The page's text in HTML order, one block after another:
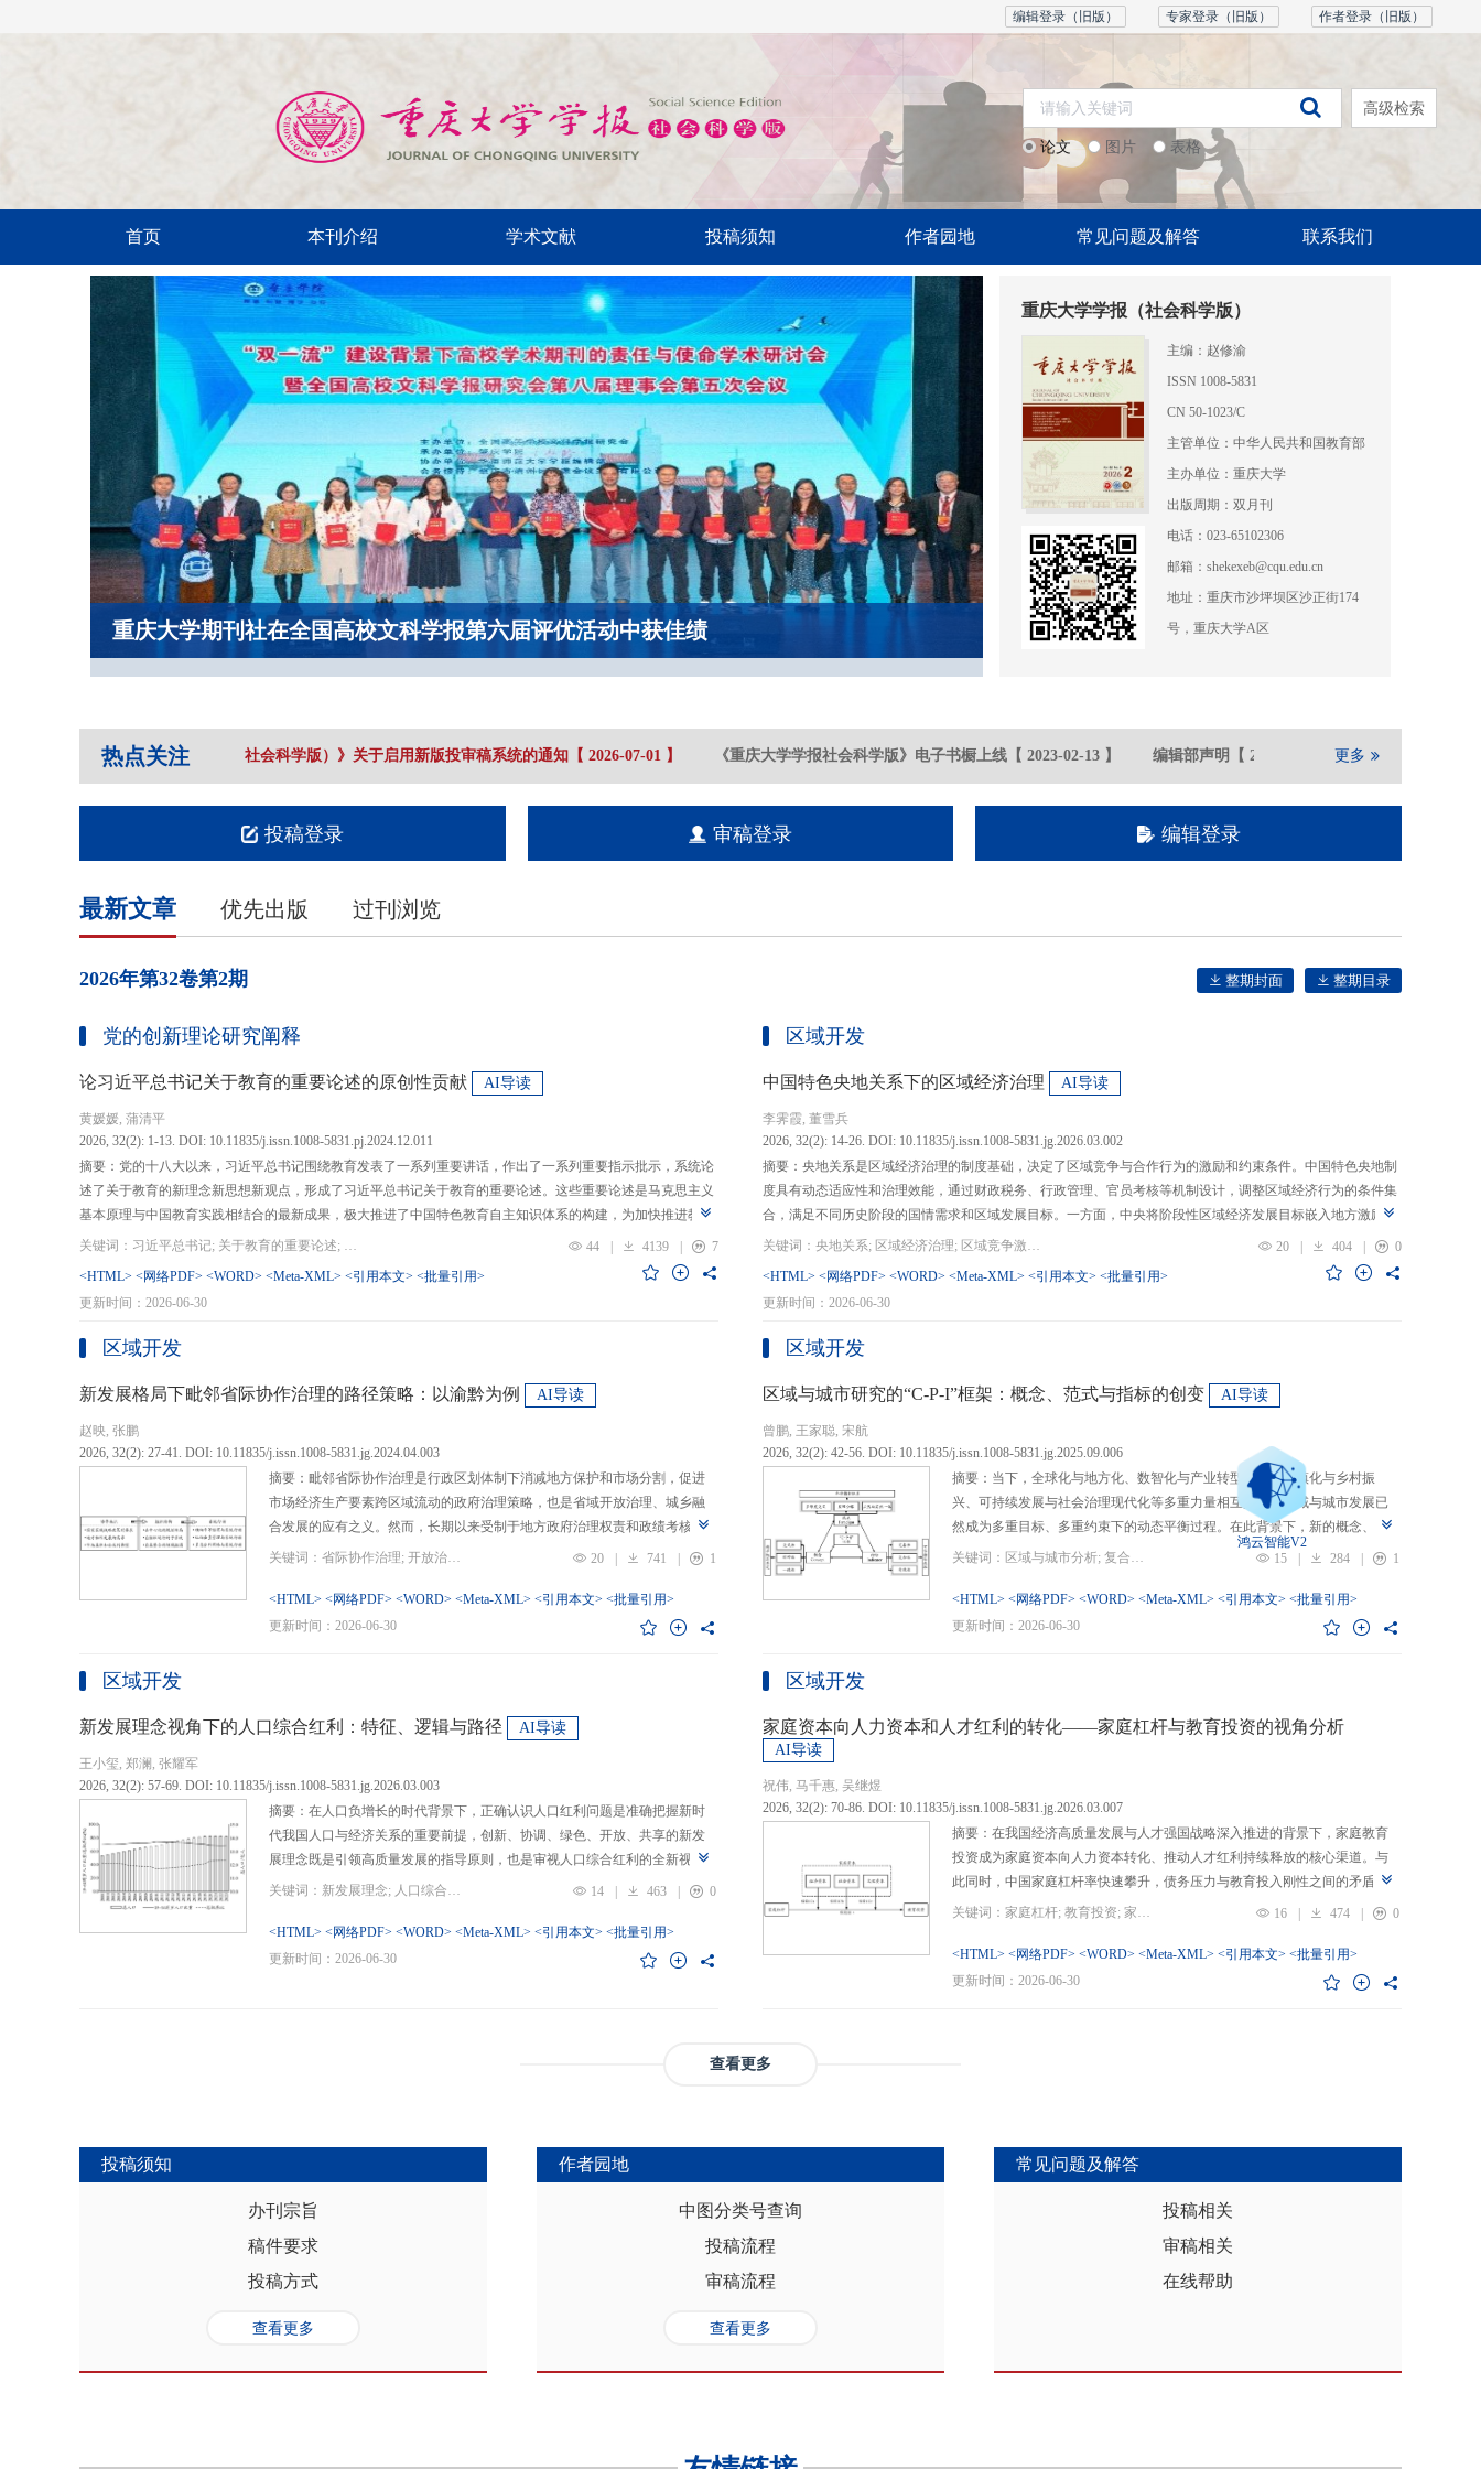
作者登录（旧版）
专家登录（旧版）
编辑登录（旧版）
论文 图片 表格
高级检索
首页 本刊介绍 学术文献 投稿须知 作者园地 常见问题及解答 联系我们
重庆大学期刊社在全国高校文科学报第六届评优活动中获佳绩
重庆大学学报（社会科学版）
主编：赵修渝
ISSN 1008-5831
CN 50-1023/C
主管单位：中华人民共和国教育部
主办单位：重庆大学
出版周期：双月刊
电话：023-65102306
邮箱：shekexeb@cqu.edu.cn
地址：重庆市沙坪坝区沙正街174
号，重庆大学A区
热点关注
《重庆大学学报（社会科学版）》关于启用新版投审稿系统的通知【 2026-07-01】 《重庆大学学报社会科学版》电子书橱上线【 2023-02-13】 编辑部声明【 2021-05 重庆大学期刊社
更多
投稿登录 审稿登录 编辑登录
最新文章 优先出版 过刊浏览
2026年第32卷第2期 整期封面 整期目录
党的创新理论研究阐释
论习近平总书记关于教育的重要论述的原创性贡献 AI导读
黄媛媛, 蒲清平
2026, 32(2): 1-13. DOI: 10.11835/j.issn.1008-5831.pj.2024.12.011
摘要：党的十八大以来，习近平总书记围绕教育发表了一系列重要讲话，作出了一系列重要指示批示，系统论
述了关于教育的新理念新思想新观点，形成了习近平总书记关于教育的重要论述。这些重要论述是马克思主义
基本原理与中国教育实践相结合的最新成果，极大推进了中国特色教育自主知识体系的构建，为加快推进教育
现代化、建设教育强国提供了强大思想武器和行动指南，作出了重大原创性贡献。这些原创性贡献主要体现
在：第一，从价值论角度明确了教育在党和国家事业发展全局中的战略定位，从政治价值、经济价值、文化价
值、社会价值、创新价值等五个方面创新性回答了新时代“为什么办教育”的战略问题；第二，从认识论角度赋
予了新时代教育发展的多重内涵，深刻揭示其根本性质、根本保证、根本任务、时代使命、最终目的，创新性
回答了新时代“办什么样的教育”的根本问题；第三，从方法论角度立足基本国情遵循教育规律，提出了深化教
育改革创新的总体思路和战略部署，涵盖教育地位的确立、教育道路的选择、教育动力的激发、教育路径的规
划以及教育主体的培育，创新性回答了新时代“怎么办教育”的实践问题。
关键词：习近平总书记; 关于教育的重要论述; 教育强国; 《论教育》; 教育新质生产力; 教育人工智能 44 | 4139 |
7
<HTML> <网络PDF> <WORD> <Meta-XML> <引用本文> <批量引用>
更新时间：2026-06-30
区域开发
中国特色央地关系下的区域经济治理 AI导读
李霁霞, 董雪兵
2026, 32(2): 14-26. DOI: 10.11835/j.issn.1008-5831.jg.2026.03.002
摘要：央地关系是区域经济治理的制度基础，决定了区域竞争与合作行为的激励和约束条件。中国特色央地制
度具有动态适应性和治理效能，通过财政税务、行政管理、官员考核等机制设计，调整区域经济行为的条件集
合，满足不同历史阶段的国情需求和区域发展目标。一方面，中央将阶段性区域经济发展目标嵌入地方激励机
制，引导区域竞争策略转变，包括竞争标的从“为增长而竞争”转向“为发展而竞争”，支出行为从“重建设、轻民
生”转向“基本公共服务均等化”，发展模式从“地方保护”转向“发挥比较优势”，以区域竞争激励和竞争策略优化
提升区域经济治理效率。另一方面，中央通过对口支援、一体化合作、主体功能区建设等制度安排，在保留区
域竞争激励的同时，降低区域合作成本，提高区域合作收益，形成优势互补、规模效益最大化、外部性内部化
等跨区域合作模式，实现国家治理和区域治理效率的统一。在区域经济格局深刻变革与国内发展目标转型升级
的背景下，区域经济治理面临新形势与新挑战。未来区域经济治理研究应聚焦数字时代区域协调发展、因地制
宜发展新质生产力、构建全国统一大市场等重大现实问题，从新治理主体、新发展目标、新治理工具等维度深
化探索，进一步丰富和完善中国特色区域经济治理理论体系，为新时代区域协调发展与区域高质量发展提供学
理支撑。
关键词：央地关系; 区域经济治理; 区域竞争激励; 跨区域合作 20 | 404 |
0
<HTML> <网络PDF> <WORD> <Meta-XML> <引用本文> <批量引用>
更新时间：2026-06-30
区域开发
新发展格局下毗邻省际协作治理的路径策略：以渝黔为例 AI导读
赵映, 张鹏
2026, 32(2): 27-41. DOI: 10.11835/j.issn.1008-5831.jg.2024.04.003
摘要：毗邻省际协作治理是行政区划体制下消减地方保护和市场分割，促进
市场经济生产要素跨区域流动的政府治理策略，也是省域开放治理、城乡融
合发展的应有之义。然而，长期以来受制于地方政府治理权责和政绩考核的
行政区划界限，以及竞争性发展博弈中日渐固化的地方利益，毗邻省际协作
内需、畅通经济循环、建设全国统一大市场的政策导向，为毗邻省际协作治
理提供了新的机遇，借此探析其路径策略是构建新发展格局的内在要求和重
例，采用半结构化访谈法收集数据资料，探析新发展格局下毗邻省际协作治
理的路径策略。研究表明，毗邻省际协作治理是毗邻省（自治区、直辖市）
达成多向度的系统性治理行动过程。新发展格局下毗邻省际协作治理的路径
策略首先是厘清国家战略政策要求、省际协作发展需要，以及市场主体和民
众期望，凝聚利益相关主体的协作治理共识，明确毗邻省际协作治理是省域
开放治理必须积极作为的必答题。其次，统筹衔接国家战略政策与省域治理
规划，构建去中心化的组织结构总体布局，下好毗邻协作先行示范区创建、
网络协同治理的比较优势和互补功能，牵住“牛鼻子”工程，着重优化开放协作
机制和生态共保联治，促进基础设施和基本公共服务一体化，推动产业链整
关键词：省际协作治理; 开放治理; 行政区划; 统一大市场; 新发展格局 20 | 741 | 1
<HTML> <网络PDF> <WORD> <Meta-XML> <引用本文> <批量引用>
更新时间：2026-06-30
区域开发
区域与城市研究的“C-P-I”框架：概念、范式与指标的创变 AI导读
曾鹏, 王家聪, 宋航
2026, 32(2): 42-56. DOI: 10.11835/j.issn.1008-5831.jg.2025.09.006
摘要：当下，全球化与地方化、数智化与产业转型、新型城镇化与乡村振
兴、可持续发展与社会治理现代化等多重力量相互交织，区域与城市发展已
然成为多重目标、多重约束下的动态平衡过程。在此背景下，新的概念、新
的要求、新的范围不断涌现，形成了以“A视角下的B”“面向A的B”“基于A的B”
而是蕴含了新的目标要求、关系规范或作用范围，代表了对区域与城市复杂
问题的新认知。然而，目前学术界对于这类复杂概念的综合评价研究相对滞
概念内涵关键方面，也缺乏系统检验。对此，文章提出区域与城市研究的“C-
重一致性，即确保概念界定与测量操作的逻辑统一。其次，在指标体系科学
构建上，采用多维交叉原则，深入交叉单元层面进行刻画；层级分解原则，
建立从目的层到场景层、要素层、观测层、指标层和说明层的系统结构；应
然实然一体原则，实现理论理想与现实测量的统一。最后，在具体指标可信
选择上，强调完备性，全面覆盖概念内涵；强调复合性，体现概念的交叉交
架不仅提供了评价复杂概念的工具，更蕴含促进复杂概念发现与再生产的机
制，能够推动区域分析从传统的、相对静态的、单一维度的模式，向更加动
关键词：区域与城市分析; 复合概念; “C-P-I”框架; 指标体系 15 | 284 | 1
<HTML> <网络PDF> <WORD> <Meta-XML> <引用本文> <批量引用>
更新时间：2026-06-30
区域开发
新发展理念视角下的人口综合红利：特征、逻辑与路径 AI导读
王小玺, 郑澜, 张耀军
2026, 32(2): 57-69. DOI: 10.11835/j.issn.1008-5831.jg.2026.03.003
摘要：在人口负增长的时代背景下，正确认识人口红利问题是准确把握新时
代我国人口与经济关系的重要前提，创新、协调、绿色、开放、共享的新发
展理念既是引领高质量发展的指导原则，也是审视人口综合红利的全新视
角。从内涵特征看，新时代的人口综合红利理论是在发展基础、核心理念和
位和发展进程，以人口数量、结构、素质、分布等人口条件为基础，以新发
展理念为导向，通过政策措施的适应性调整从而培育、巩固和收获人口优
中，既要立足当下人口负增长的现实，充分挖掘和利用现有人口条件，也要
放眼未来人口发展趋势，积极挖掘、培育人口结构优化红利、人口素质提升
红利和人口合理分布红利，以相关政策制度的调整完善为路径，引导人口发
展符合创新、协调、绿色、开放、共享的理念需求，积极回应人口发展的趋
势性特征和高质量发展的目标任务，通过进一步完善生育养老政策、推进教
育强国建设、优化城镇格局体系，以人口与经济高质量发展支撑中国式现代
关键词：新发展理念; 人口综合红利; 高质量发展; 人口政策; 中国式现代化 14 | 463 | 0
<HTML> <网络PDF> <WORD> <Meta-XML> <引用本文> <批量引用>
更新时间：2026-06-30
区域开发
家庭资本向人力资本和人才红利的转化——家庭杠杆与教育投资的视角分析
AI导读
祝伟, 马千惠, 吴继煜
2026, 32(2): 70-86. DOI: 10.11835/j.issn.1008-5831.jg.2026.03.007
摘要：在我国经济高质量发展与人才强国战略深入推进的背景下，家庭教育
投资成为家庭资本向人力资本转化、推动人才红利持续释放的核心渠道。与
此同时，中国家庭杠杆率快速攀升，债务压力与教育投入刚性之间的矛盾日
益凸显，二者的互动关系直接关系到人力资本积累效率、教育公平与家庭金
育投资的作用机制，且普遍忽视家庭经济、社会、文化资本的综合调节效应
与多维度异质性特征。基于此，文章利用2017年和2019年中国家庭金融调查
弱，表明资本充裕家庭可依靠自有资源满足教育需求，降低对债务融资的依
赖。第三，异质性分析结果显示，债务多元化水平较低、主要依赖内源融资
以及城镇的家庭在杠杆上升时更倾向于增加更多的教育投资。第四，进一步
讨论后发现，家庭杠杆与教育投资之间存在倒“U”型的非线性关系，当家庭财
务压力较轻时，杠杆上升会促使家庭增加教育投入，但财务负担过重时则导
致教育支出削减，说明适度杠杆可缓解流动性约束并支撑教育投入，而过度
关键词：家庭杠杆; 教育投资; 家庭资本; 家庭债务结构; CHFS 16 | 474 | 0
<HTML> <网络PDF> <WORD> <Meta-XML> <引用本文> <批量引用>
更新时间：2026-06-30
查看更多
投稿须知
办刊宗旨
稿件要求
投稿方式
查看更多
作者园地
中图分类号查询
投稿流程
审稿流程
查看更多
常见问题及解答
投稿相关
审稿相关
在线帮助
鸿云智能V2